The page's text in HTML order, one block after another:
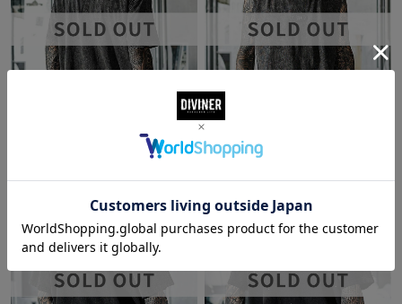
Dirty Creed Nosleeve